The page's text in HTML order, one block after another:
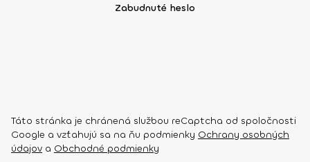
Zabudnuté heslo
Táto stránka je chránená službou reCaptcha od spoločnosti
Google a vzťahujú sa na ňu podmienky Ochrany osobných
údajov a Obchodné podmienky